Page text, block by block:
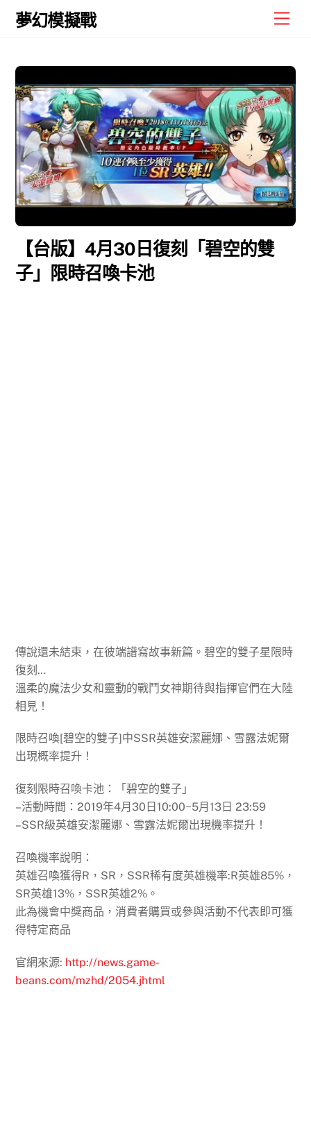
Skip
夢幻模擬戰
【台版】4月30日復刻「碧空的雙
子」限時召喚卡池
傳說還未結束，在彼端譜寫故事新篇。碧空的雙子星限時
復刻…
溫柔的魔法少女和靈動的戰鬥女神期待與指揮官們在大陸
相見！
限時召喚[碧空的雙子]中SSR英雄安潔麗娜、雪露法妮爾
出現概率提升！
復刻限時召喚卡池：「碧空的雙子」
–活動時間：2019年4月30日10:00~5月13日 23:59
–SSR級英雄安潔麗娜、雪露法妮爾出現機率提升！
召喚機率說明：
英雄召喚獲得R，SR，SSR稀有度英雄機率:R英雄85%，
SR英雄13%，SSR英雄2%。
此為機會中獎商品，消費者購買或參與活動不代表即可獲
得特定商品
官網來源: http://news.game-
beans.com/mzhd/2054.jhtml